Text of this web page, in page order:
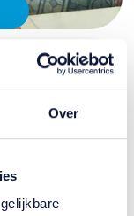
Over
de AOW
toekomst
deze